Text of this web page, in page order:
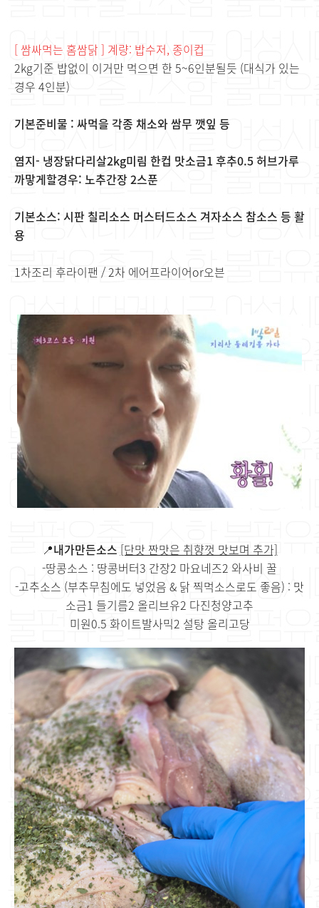
[ 쌈싸먹는 홈쌈닭 ] 계량: 밥수저, 종이컵
2kg기준 밥없이 이거만 먹으면 한 5~6인분될듯 (대식가 있는
경우 4인분)
기본준비물 : 싸먹을 각종 채소와 쌈무 깻잎 등
염지- 냉장닭다리살2kg미림 한컵 맛소금1 후추0.5 허브가루
까맣게할경우: 노추간장 2스푼
기본소스: 시판 칠리소스 머스터드소스 겨자소스 참소스 등 활
용
1차조리 후라이팬 / 2차 에어프라이어or오븐
📍내가만든소스 [단맛 짠맛은 취향껏 맛보며 추가]
-땅콩소스 : 땅콩버터3 간장2 마요네즈2 와사비 꿀
-고추소스 (부추무침에도 넣었음 & 닭 찍먹소스로도 좋음) : 맛
소금1 들기름2 올리브유2 다진청양고추
미원0.5 화이트발사믹2 설탕 올리고당